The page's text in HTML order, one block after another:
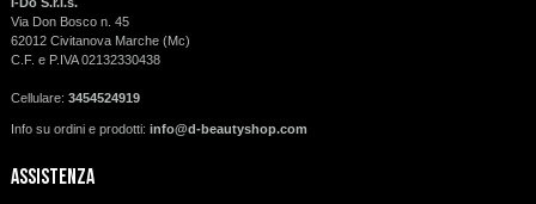
Via Don Bosco n. 45
62012 Civitanova Marche (Mc)
C.F. e P.IVA 02132330438
Cellulare: 3454524919
Info su ordini e prodotti: info@d-beautyshop.com
Assistenza